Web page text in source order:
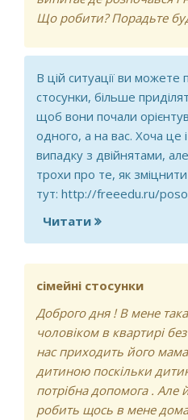
Що робити? Порадьте
В цій ситуації ви
стосунки, більше
щоб вони почали
одного, а на вас. Хоча це
випадку з двійнятами,
трохи про те, як
тут: http://freeedu.ru/
Читати про Що
повторював
сімейні стосунки
Доброго дня ! В мене
чоловіком в квартирі
нас приходить його
дитиною поскільки
потрібна допомога . Але
робить щось в мене дома